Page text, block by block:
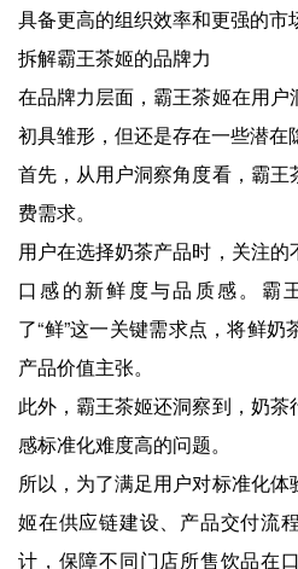
具备更高的组织效率和更强的市
拆解霸王茶姬的品牌力
在品牌力层面，霸王茶姬在用
初具雏形，但还是存在一些潜在
首先，从用户洞察角度看，霸王
费需求。
用户在选择奶茶产品时，关注
口感的新鲜度与品质感。霸
了“鲜”这一关键需求点，将鲜
产品价值主张。
此外，霸王茶姬还洞察到，奶茶
感标准化难度高的问题。
所以，为了满足用户对标准化
姬在供应链建设、产品交付流
计，保障不同门店所售饮品在